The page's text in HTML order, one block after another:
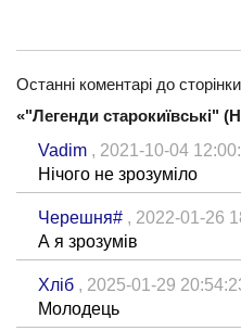
Останні коментарі до сторінки
«"Легенди старокиївські"
Vadim , 2021-10-04
Нічого не зрозуміло
Черешня# , 2022-01-26
А я зрозумів
Хліб , 2025-01-29
Молодець